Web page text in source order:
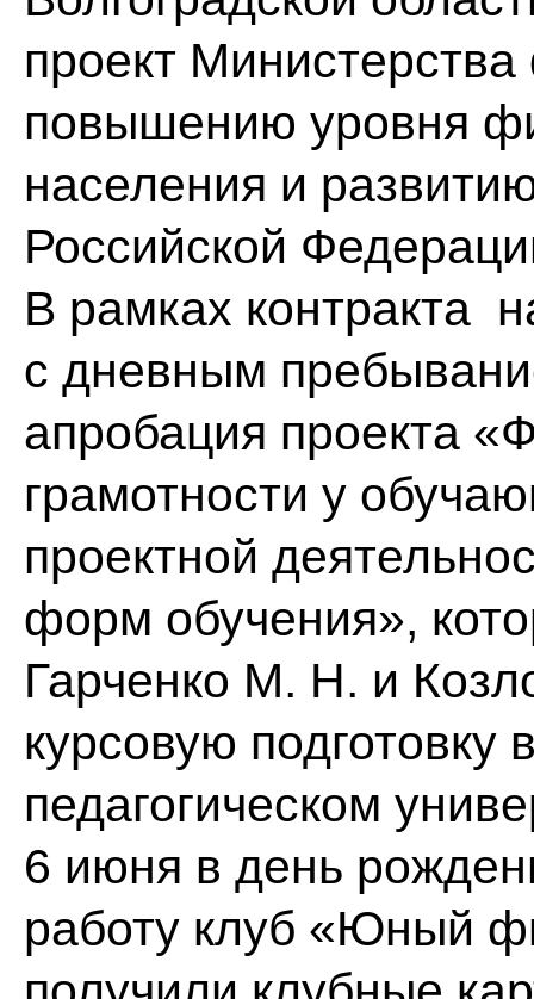
проект
повышению уровня
населения и
Российской
В рамках
с дневным
апробация проекта
грамотности у
проектной
форм обучения»,
Гарченко М. Н. и
курсовую подготовку
педагогическом
6 июня в день
работу клуб «Юный